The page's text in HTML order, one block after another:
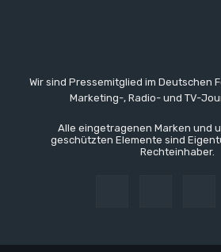
Wir sind Pressemitglied im Deutschen
Marketing-, Radio- und TV-
Alle eingetragenen Marken und
geschützten Elemente sind
Rechteinhaber.